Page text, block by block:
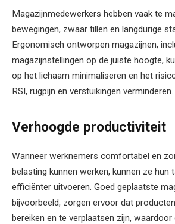
Magazijnmedewerkers hebben vaak te
bewegingen, zwaar tillen en langdurige
Ergonomisch ontworpen magazijnen,
magazijnstellingen op de juiste hoogte,
op het lichaam minimaliseren en het
RSI, rugpijn en verstuikingen verminderen.
Verhoogde productiviteit
Wanneer werknemers comfortabel en
belasting kunnen werken, kunnen ze hun
efficiënter uitvoeren. Goed geplaatste
bijvoorbeeld, zorgen ervoor dat
bereiken en te verplaatsen zijn, waardoor